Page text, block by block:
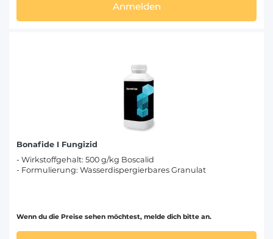
Anmelden
Bonafide I Fungizid
- Wirkstoffgehalt: 500 g/kg Boscalid
- Formulierung: Wasserdispergierbares Granulat
Wenn du die Preise sehen möchtest, melde dich bitte an.